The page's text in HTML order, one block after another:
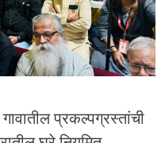
प्रकल्पग्रस्तांची